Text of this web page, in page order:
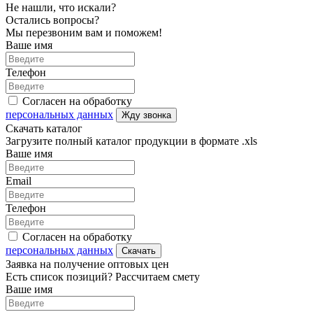
Не нашли, что искали?
Остались вопросы?
Мы перезвоним вам и поможем!
Ваше имя
Телефон
Согласен на обработку
персональных данных
Жду звонка
Скачать каталог
Загрузите полный каталог продукции в формате .xls
Ваше имя
Email
Телефон
Согласен на обработку
персональных данных
Скачать
Заявка на получение оптовых цен
Есть список позиций? Рассчитаем смету
Ваше имя